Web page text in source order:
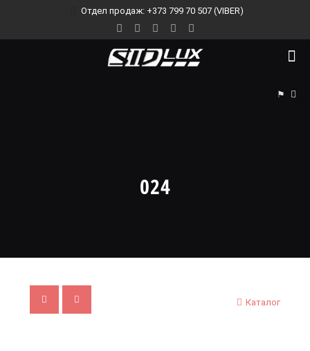
Отдел продаж: +373 799 70 507 (VIBER)
⚑
024
Каталог